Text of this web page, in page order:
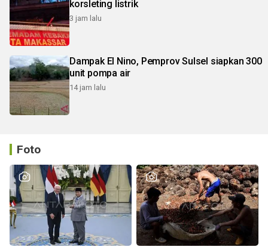
korsleting listrik
3 jam lalu
Dampak El Nino, Pemprov Sulsel siapkan 300
unit pompa air
14 jam lalu
Foto